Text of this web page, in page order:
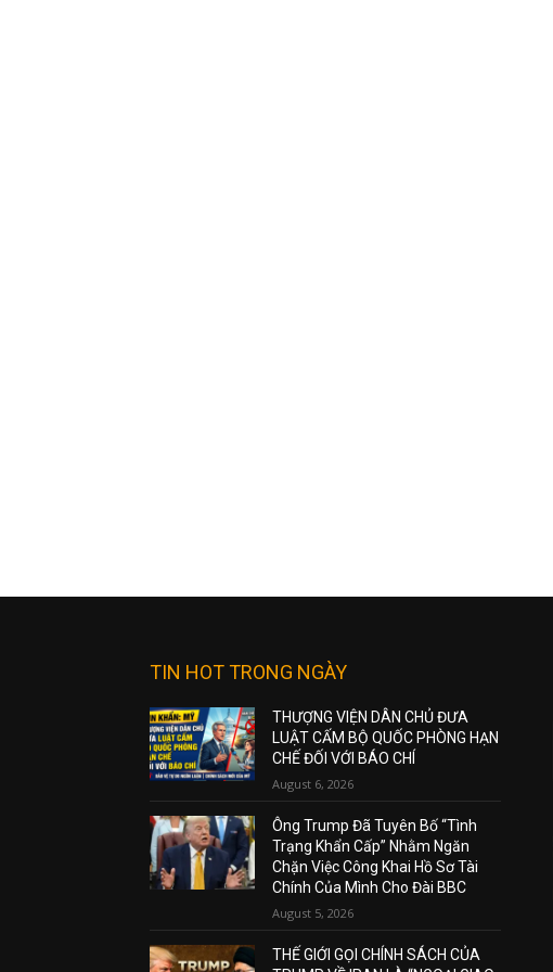
TIN HOT TRONG NGÀY
THƯỢNG VIỆN DÂN CHỦ ĐƯA
LUẬT CẤM BỘ QUỐC PHÒNG HẠN
CHẾ ĐỐI VỚI BÁO CHÍ
August 6, 2026
Ông Trump Đã Tuyên Bố “Tình
Trạng Khẩn Cấp” Nhằm Ngăn
Chặn Việc Công Khai Hồ Sơ Tài
Chính Của Mình Cho Đài BBC
August 5, 2026
THẾ GIỚI GỌI CHÍNH SÁCH CỦA